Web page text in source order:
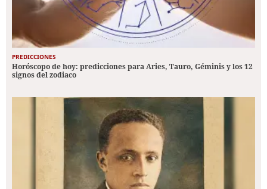
PREDICCIONES
Horóscopo de hoy: predicciones para Aries, Tauro, Géminis y los 12
signos del zodiaco